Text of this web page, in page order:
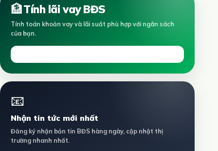
🏦Tính lãi vay BĐS
Tính toán khoản vay và lãi suất phù hợp với ngân sách
của bạn.
📧
Nhận tin tức mới nhất
Đăng ký nhận bản tin BĐS hàng ngày, cập nhật thị
trường nhanh nhất.